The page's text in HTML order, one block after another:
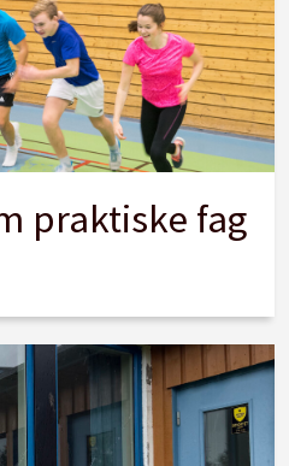
praktiske fag